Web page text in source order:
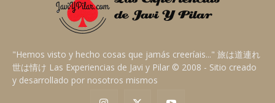
"Hemos visto y hecho cosas que jamás creeríais..." 旅は道連れ
世は情け Las Experiencias de Javi y Pilar © 2008 - Sitio creado
y desarrollado por nosotros mismos